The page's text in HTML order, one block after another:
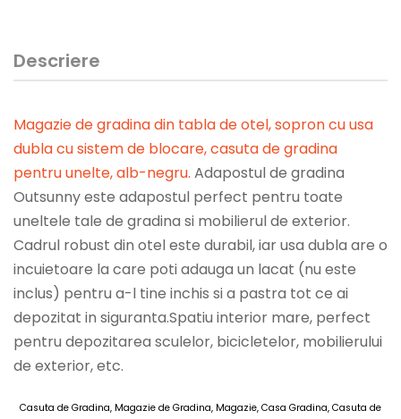
Descriere
Magazie de gradina din tabla de otel, sopron cu usa
dubla cu sistem de blocare, casuta de gradina
pentru unelte, alb-negru. Adapostul de gradina
Outsunny este adapostul perfect pentru toate
uneltele tale de gradina si mobilierul de exterior.
Cadrul robust din otel este durabil, iar usa dubla are o
incuietoare la care poti adauga un lacat (nu este
inclus) pentru a-l tine inchis si a pastra tot ce ai
depozitat in siguranta.Spatiu interior mare, perfect
pentru depozitarea sculelor, bicicletelor, mobilierului
de exterior, etc.
Casuta de Gradina, Magazie de Gradina, Magazie, Casa Gradina, Casuta de